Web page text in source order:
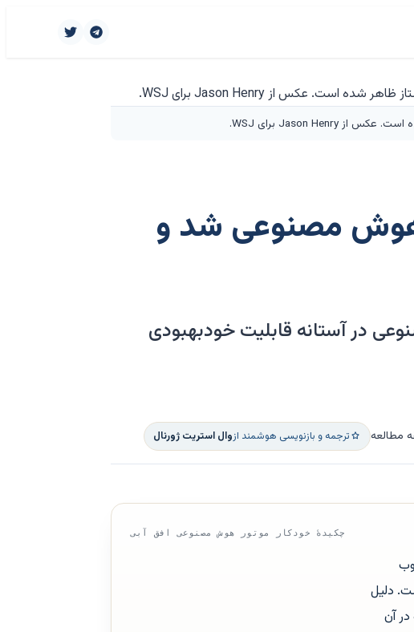
هوش مصنوعی شد و
در آستانه قابلیت خودبهبودی
ترجمه و بازنویسی هوشمند ازوال استریت ژورنال
چکیدهٔ خودکار موتور هوش مصنوعی افق آبی
دلیل
آن